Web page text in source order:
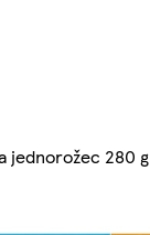
jednorožec 280 g